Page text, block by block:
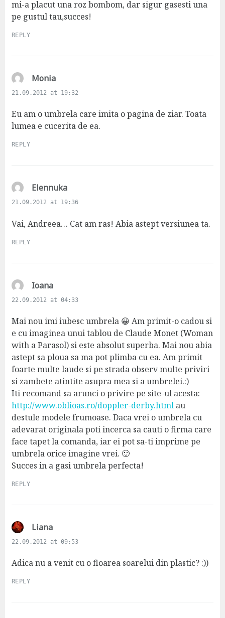
:
mi-a placut una roz bombom, dar sigur gasesti una
pe gustul tau,succes!
REPLY
Monias
a
s
:
21.09.2012 at 19:32
Eu am o umbrela care imita o pagina de ziar. Toata
lumea e cucerita de ea.
REPLY
Elennukas
a
s
21.09.2012 at 19:36
Vai, Andreea… Cat am ras! Abia astept versiunea ta.
REPLY
Ioanas
a
s
:
22.09.2012 at 04:33
Mai nou imi iubesc umbrela 😀 Am primit-o cadou si
e cu imaginea unui tablou de Claude Monet (Woman
with a Parasol) si este absolut superba. Mai nou abia
astept sa ploua sa ma pot plimba cu ea. Am primit
foarte multe laude si pe strada observ multe priviri
si zambete atintite asupra mea si a umbrelei.:)
Iti recomand sa arunci o privire pe site-ul acesta:
http://www.oblioas.ro/doppler-derby.htmlau
destule modele frumoase. Daca vrei o umbrela cu
adevarat originala poti incerca sa cauti o firma care
face tapet la comanda, iar ei pot sa-ti imprime pe
umbrela orice imagine vrei. 🙂
Succes in a gasi umbrela perfecta!
REPLY
Lianas
a
s
22.09.2012 at 09:53
Adica nu a venit cu o floarea soarelui din plastic? :))
REPLY